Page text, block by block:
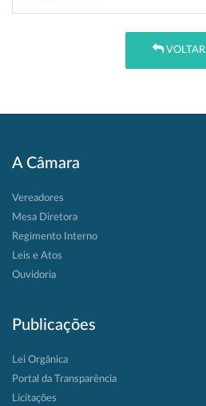
VOLTAR
A Câmara
Vereadores
Mesa Diretora
Regimento Interno
Leis e Atos
Ouvidoria
Publicações
Lei Orgânica
Portal da Transparência
Licitações